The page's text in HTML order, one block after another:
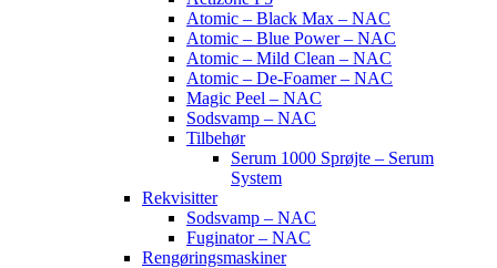
Atomic – Black Max – NAC
Atomic – Blue Power – NAC
Atomic – Mild Clean – NAC
Atomic – De-Foamer – NAC
Magic Peel – NAC
Sodsvamp – NAC
Tilbehør
Serum 1000 Sprøjte – Serum
System
Rekvisitter
Sodsvamp – NAC
Fuginator – NAC
Rengøringsmaskiner